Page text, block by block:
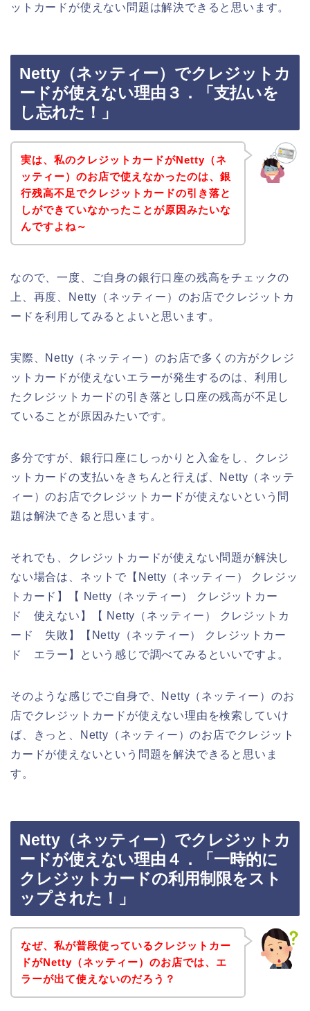
ットカードが使えない問題は解決できると思います。
Netty（ネッティー）でクレジットカ
ードが使えない理由３．「支払いを
し忘れた！」
実は、私のクレジットカードがNetty（ネ
ッティー）のお店で使えなかったのは、銀
行残高不足でクレジットカードの引き落と
しができていなかったことが原因みたいな
んですよね～
なので、一度、ご自身の銀行口座の残高をチェックの
上、再度、Netty（ネッティー）のお店でクレジットカ
ードを利用してみるとよいと思います。
実際、Netty（ネッティー）のお店で多くの方がクレジ
ットカードが使えないエラーが発生するのは、利用し
たクレジットカードの引き落とし口座の残高が不足し
ていることが原因みたいです。
多分ですが、銀行口座にしっかりと入金をし、クレジ
ットカードの支払いをきちんと行えば、Netty（ネッテ
ィー）のお店でクレジットカードが使えないという問
題は解決できると思います。
それでも、クレジットカードが使えない問題が解決し
ない場合は、ネットで【Netty（ネッティー） クレジッ
トカード】【 Netty（ネッティー） クレジットカー
ド 使えない】【 Netty（ネッティー） クレジットカ
ード 失敗】【Netty（ネッティー） クレジットカー
ド エラー】という感じで調べてみるといいですよ。
そのような感じでご自身で、Netty（ネッティー）のお
店でクレジットカードが使えない理由を検索していけ
ば、きっと、Netty（ネッティー）のお店でクレジット
カードが使えないという問題を解決できると思いま
す。
Netty（ネッティー）でクレジットカ
ードが使えない理由４．「一時的に
クレジットカードの利用制限をスト
ップされた！」
なぜ、私が普段使っているクレジットカー
ドがNetty（ネッティー）のお店では、エ
ラーが出て使えないのだろう？